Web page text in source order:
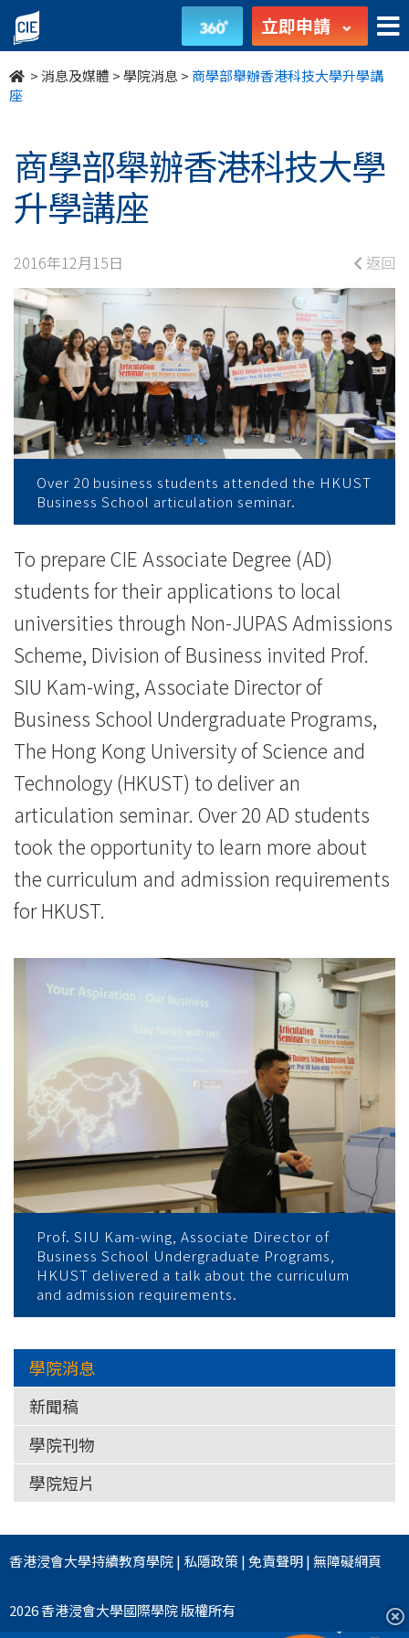
商
學
部
辦
香
港
科
技
大
學
升
講
座
學
院
消
息
國
際
學
院
浸
會
大
立即申請
>消息及媒體 >學院消息 > 商學部舉辦香港科技大學升學講
座
商學部舉辦香港科技大學
升學講座
2016年12月15日 返回
Over 20 business students attended the HKUST
Business School articulation seminar.
To prepare CIE Associate Degree (AD)
students for their applications to local
universities through Non-JUPAS Admissions
Scheme, Division of Business invited Prof.
SIU Kam-wing, Associate Director of
Business School Undergraduate Programs,
The Hong Kong University of Science and
Technology (HKUST) to deliver an
articulation seminar. Over 20 AD students
took the opportunity to learn more about
the curriculum and admission requirements
for HKUST.
Prof. SIU Kam-wing, Associate Director of
Business School Undergraduate Programs,
HKUST delivered a talk about the curriculum
and admission requirements.
學院消息
新聞稿
學院刊物
學院短片
香港浸會大學持續教育學院| 私隱政策|免責聲明|無障礙網頁
2026 香港浸會大學國際學院 版權所有